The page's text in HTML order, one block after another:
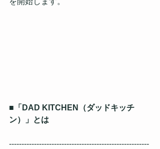
■「DAD KITCHEN（ダッドキッチ
ン）」とは
--------------------------------------------------------